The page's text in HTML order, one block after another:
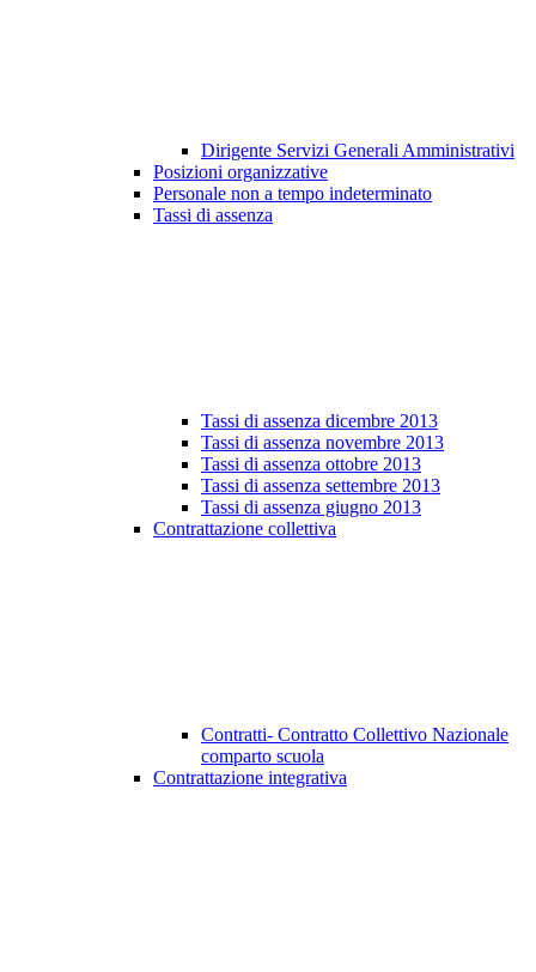
Dirigente Servizi Generali Amministrativi
Posizioni organizzative
Personale non a tempo indeterminato
Tassi di assenza
Tassi di assenza dicembre 2013
Tassi di assenza novembre 2013
Tassi di assenza ottobre 2013
Tassi di assenza settembre 2013
Tassi di assenza giugno 2013
Contrattazione collettiva
Contratti- Contratto Collettivo Nazionale
comparto scuola
Contrattazione integrativa